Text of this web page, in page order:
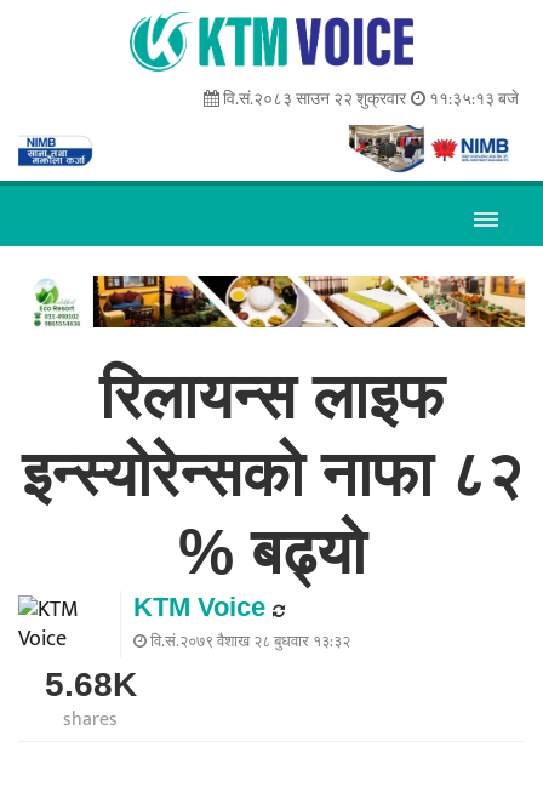
वि.सं.२०८३ साउन २२ शुक्रवार ११:३५:१३ बजे
रिलायन्स लाइफ
इन्स्योरेन्सको नाफा ८२
% बढ्यो
KTM Voice
वि.सं.२०७९ वैशाख २८ बुधवार १३:३२
5.68K
shares